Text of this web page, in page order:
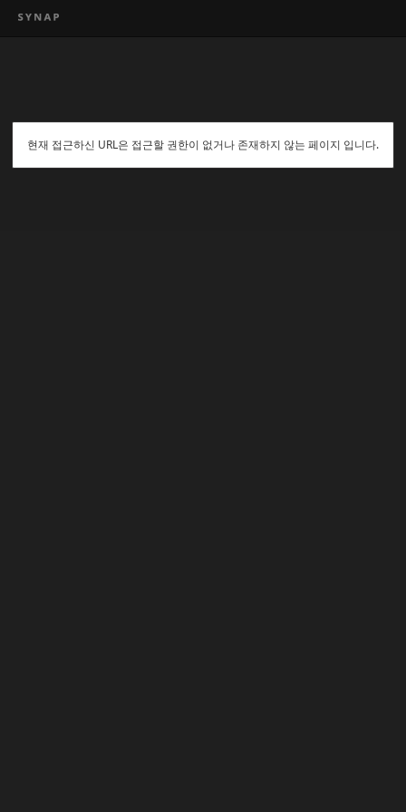
현재 접근하신 URL은 접근할 권한이 없거나 존재하지 않는 페이지 입니다.